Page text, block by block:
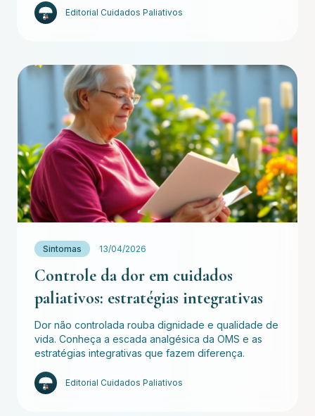
Editorial Cuidados Paliativos
Sintomas 13/04/2026
Controle da dor em cuidados
paliativos: estratégias integrativas
Dor não controlada rouba dignidade e qualidade de
vida. Conheça a escada analgésica da OMS e as
estratégias integrativas que fazem diferença.
Editorial Cuidados Paliativos